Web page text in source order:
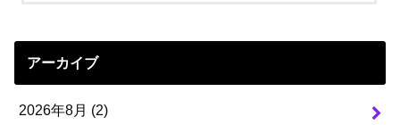
アーカイブ
2026年8月 (2)